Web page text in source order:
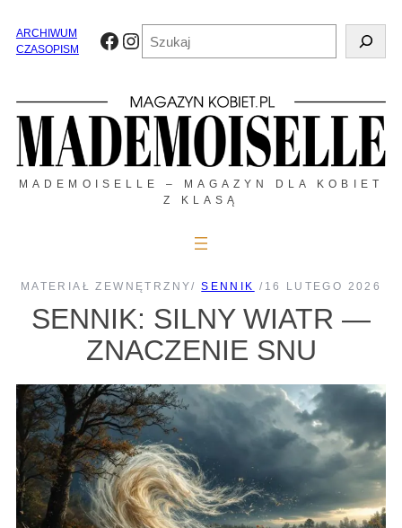
treściARCHIWUM
CZASOPISM
Facebook
Instagram
MADEMOISELLE – MAGAZYN DLA KOBIET
Z KLASĄ
MATERIAŁ ZEWNĘTRZNY/SENNIK / 16 LUTEGO 2026
SENNIK: SILNY WIATR —
ZNACZENIE SNU